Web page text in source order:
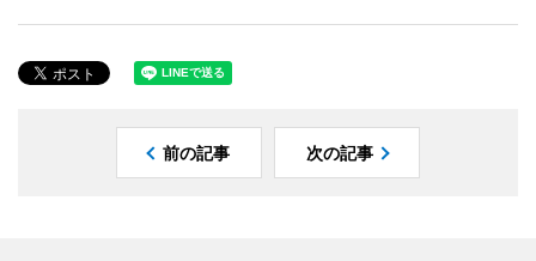
前の記事 次の記事